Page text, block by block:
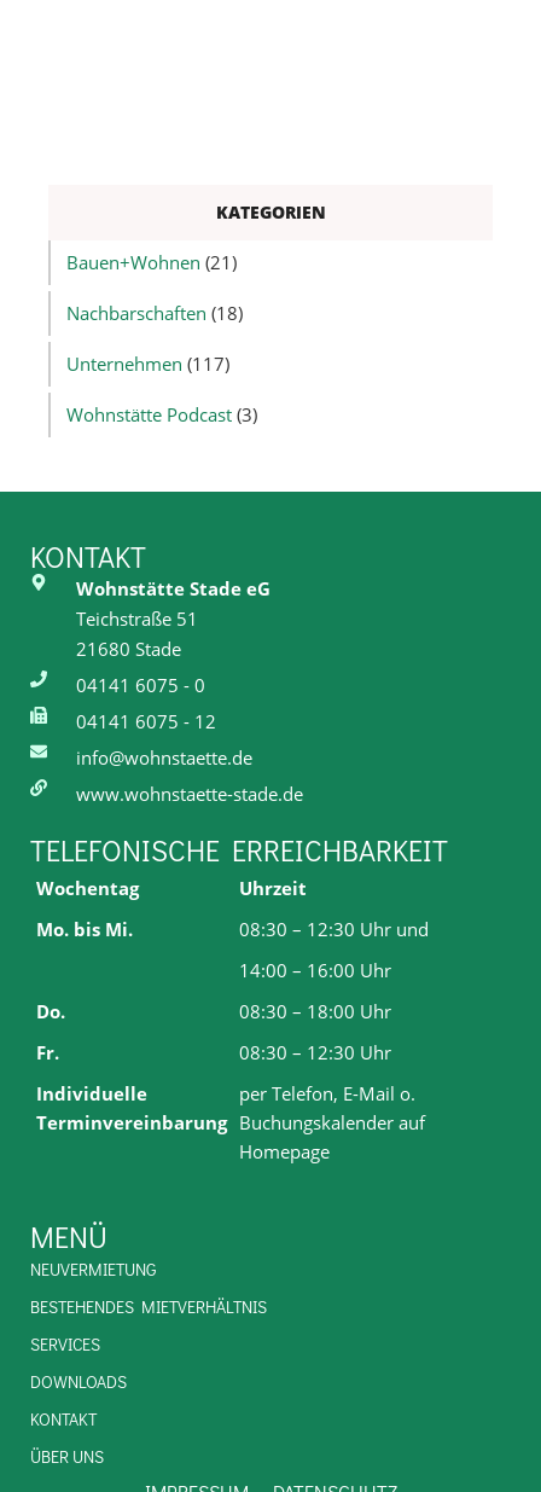
KATEGORIEN
Bauen+Wohnen (21)
Nachbarschaften (18)
Unternehmen (117)
Wohnstätte Podcast (3)
KONTAKT
Wohnstätte Stade eG
Teichstraße 51
21680 Stade
04141 6075 - 0
04141 6075 - 12
info@wohnstaette.de
www.wohnstaette-stade.de
TELEFONISCHE ERREICHBARKEIT
Wochentag
Uhrzeit
Mo. bis Mi.
08:30 – 12:30 Uhr und
14:00 – 16:00 Uhr
Do.
08:30 – 18:00 Uhr
Fr.
08:30 – 12:30 Uhr
Individuelle
Terminvereinbarung
per Telefon, E-Mail o.
Buchungskalender auf
Homepage
MENÜ
NEUVERMIETUNG
BESTEHENDES MIETVERHÄLTNIS
SERVICES
DOWNLOADS
KONTAKT
ÜBER UNS